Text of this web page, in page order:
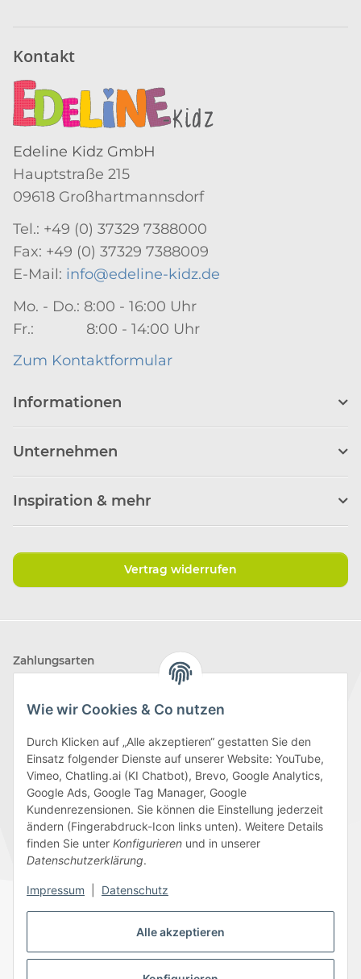
Alle akzeptieren
Wie wir Cookies & Co nutzen
Durch Klicken auf „Alle akzeptieren“ gestatten Sie den
Einsatz folgender Dienste auf unserer Website: YouTube,
Vimeo, Chatling.ai (KI Chatbot), Brevo, Google Analytics,
Google Ads, Google Tag Manager, Google
Kundenrezensionen. Sie können die Einstellung jederzeit
ändern (Fingerabdruck-Icon links unten). Weitere Details
finden Sie unter Konfigurieren und in unserer
Datenschutzerklärung.
Impressum Datenschutz
Kontakt
Edeline Kidz GmbH
Hauptstraße 215
09618 Großhartmannsdorf
Tel.: +49 (0) 37329 7388000
Fax: +49 (0) 37329 7388009
E-Mail: info@edeline-kidz.de
Mo. - Do.: 8:00 - 16:00 Uhr
Fr.: 8:00 - 14:00 Uhr
Zum Kontaktformular
Informationen
Unternehmen
Inspiration & mehr
Vertrag widerrufen
Zahlungsarten
Wir versenden mit
Folge uns
DatenschutzAGBSitemapImpressum
BatteriegesetzhinweiseWiderrufsrecht